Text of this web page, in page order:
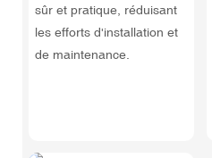
sûr et pratique, réduisant
les efforts d'installation et
de maintenance.